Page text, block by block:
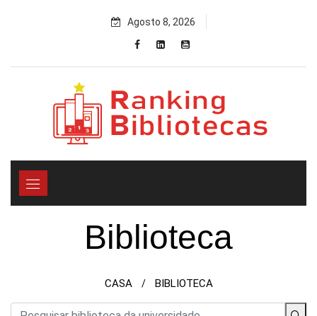
Agosto 8, 2026
Biblioteca
CASA / BIBLIOTECA